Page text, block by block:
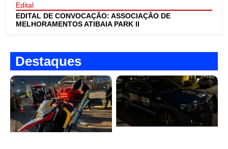
Edital
EDITAL DE CONVOCAÇÃO: ASSOCIAÇÃO DE
MELHORAMENTOS ATIBAIA PARK II
Destaques